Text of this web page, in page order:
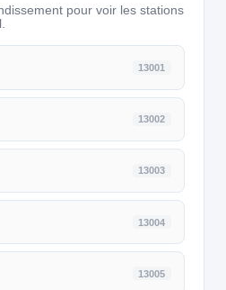
pour voir les stations
13001
13002
13003
13004
13005